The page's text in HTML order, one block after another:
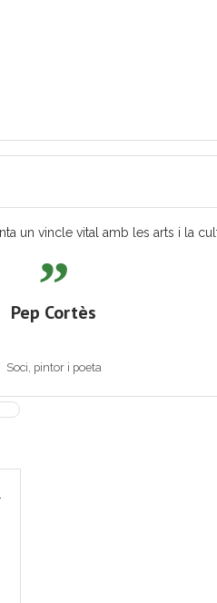
un vincle vital amb les arts i la
Pep Cortès
Soci, pintor i poeta